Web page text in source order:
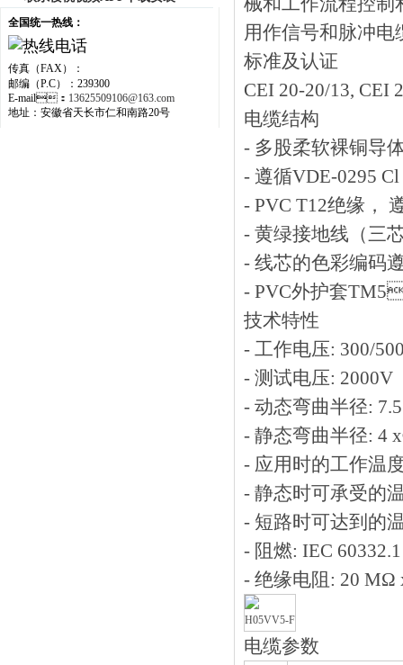
全国统一热线：
传真（FAX）：
邮编（P.C）：239300
E-mail： 13625509106@163.com
地址：安徽省天长市仁和南路20号
用作信号和脉冲电
标准及认证
CEI 20-20/13, CEI
电缆结构
- 多股柔软裸铜导
- 遵循VDE-0295
- PVC T12绝缘
- 黄绿接地线（三
- 线芯的色彩编码
- PVC外护套
技术特性
- 工作电压: 300/
- 测试电压: 2000V
- 动态弯曲半径:
- 静态弯曲半径: 4
- 应用时的工作温
- 静态时可承受的
- 短路时可达到的
- 阻燃: IEC 60332.1
- 绝缘电阻: 20 MΩ
H05VV5-F
电缆参数